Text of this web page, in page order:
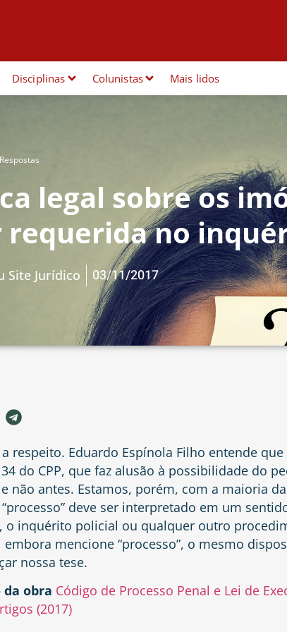
Disciplinas Colunistas Mais lidos
legal sobre os
requerida no
Site Jurídico 03/11/2017
respeito. Eduardo Espínola Filho entende
do CPP, que faz alusão à possibilidade do
não antes. Estamos, porém, com a maioria
deve ser interpretado em um
o inquérito policial ou qualquer outro
mencione “processo”, o mesmo
nossa tese.
obra Código de Processo Penal e Lei de
(2017)